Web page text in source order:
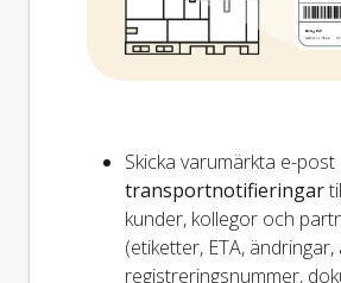
Skicka varumärkta e-post
transportnotifieringar
kunder, kollegor och
(etiketter, ETA,
registreringsnummer,